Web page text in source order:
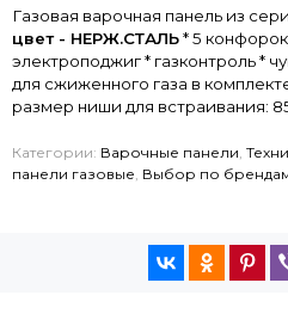
Газовая варочная панель из
цвет - НЕРЖ.СТАЛЬ* 5
электроподжиг * газконтроль *
для сжиженного газа в
размер ниши для встраивания:
Категории: Варочные панели,
панели газовые, Выбор по